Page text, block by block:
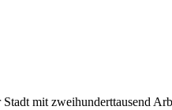
mit zweihunderttausend